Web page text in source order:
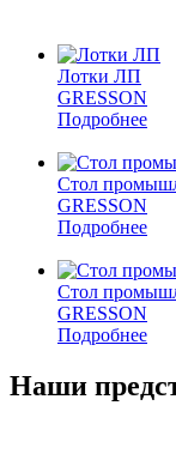
Лотки ЛП
GRESSON
Подробнее
Стол
GRESSON
Подробнее
Стол
GRESSON
Подробнее
Наши